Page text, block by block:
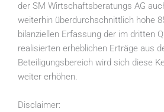
der SM Wirtschaftsberatungs AG
weiterhin überdurchschnittlich hohe
bilanziellen Erfassung der im dritten
realisierten erheblichen Erträge aus
Beteiligungsbereich wird sich diese
weiter erhöhen.
Disclaimer: